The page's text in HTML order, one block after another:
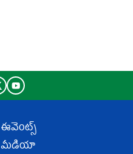
ఈవెంట్స్
మీడియా